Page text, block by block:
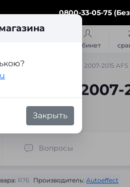
0800-33-05-75
кабинет
замены линз Audi A4 B8 2007-2015 AFS
Закрыть
A4 B8 2007-
Вопросы
R76 Производитель: Autoeffect